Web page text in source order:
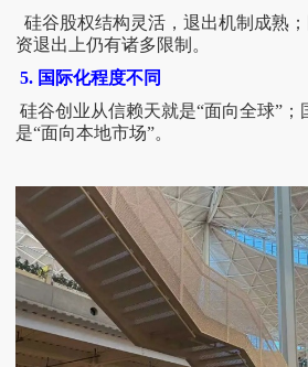
硅谷股权结构灵活，退出机制成熟
资退出上仍有诸多限制。
5. 国际化程度不同
硅谷创业从信赖天就是“面向全球”；
是“面向本地市场”。